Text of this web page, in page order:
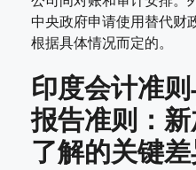
中央政府申请使用替代财
根据具体情况而定的。
印度会计准
报告准则：
了解的关键